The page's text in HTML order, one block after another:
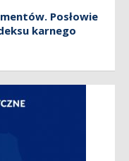
Posłowie
karnego